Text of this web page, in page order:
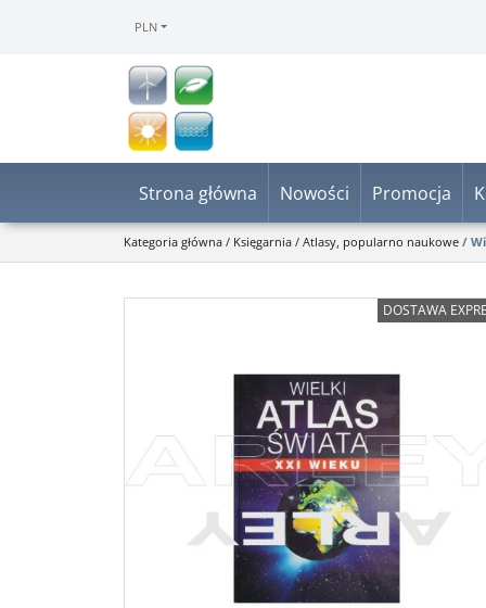
PLN
Strona główna Nowości Promocja
Kategoria główna / Księgarnia / Atlasy, popularno naukowe /
DOSTAWA